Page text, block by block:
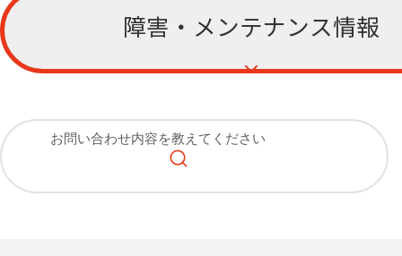
お客さまサポー
ト
障害・メンテナンス情報